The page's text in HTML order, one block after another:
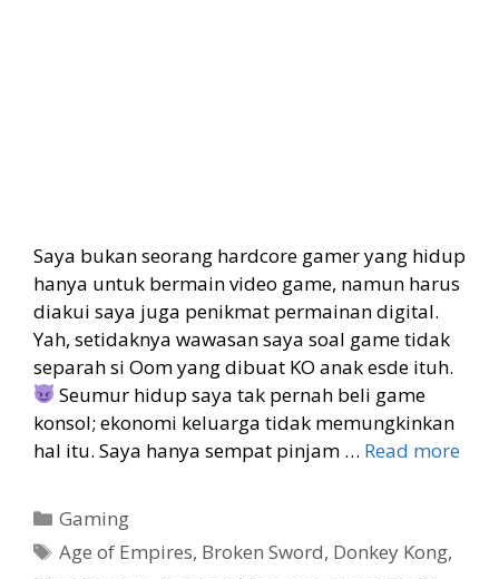
Saya bukan seorang hardcore gamer yang hidup
hanya untuk bermain video game, namun harus
diakui saya juga penikmat permainan digital.
Yah, setidaknya wawasan saya soal game tidak
separah si Oom yang dibuat KO anak esde ituh.
Seumur hidup saya tak pernah beli game
konsol; ekonomi keluarga tidak memungkinkan
hal itu. Saya hanya sempat pinjam … Read more
Categories
Gaming
Tags
Age of Empires, Broken Sword, Donkey Kong,